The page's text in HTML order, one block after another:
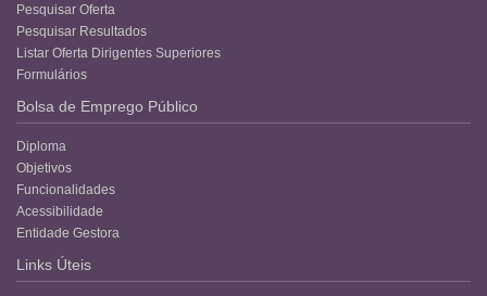
Pesquisar Oferta
Pesquisar Resultados
Listar Oferta Dirigentes Superiores
Formulários
Bolsa de Emprego Público
Diploma
Objetivos
Funcionalidades
Acessibilidade
Entidade Gestora
Links Úteis